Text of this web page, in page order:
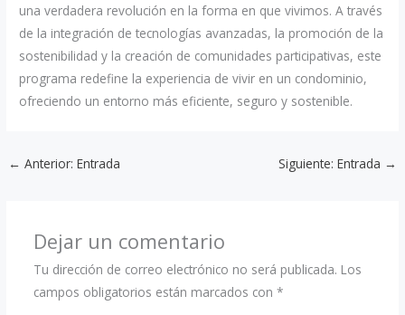
una verdadera revolución en la forma en que vivimos. A través
de la integración de tecnologías avanzadas, la promoción de la
sostenibilidad y la creación de comunidades participativas, este
programa redefine la experiencia de vivir en un condominio,
ofreciendo un entorno más eficiente, seguro y sostenible.
← Anterior: Entrada Siguiente: Entrada →
Dejar un comentario
Tu dirección de correo electrónico no será publicada. Los
campos obligatorios están marcados con *